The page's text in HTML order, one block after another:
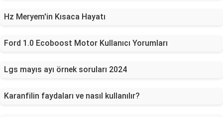
Hz Meryem'in Kısaca Hayatı
Ford 1.0 Ecoboost Motor Kullanıcı Yorumları
Lgs mayıs ayı örnek soruları 2024
Karanfilin faydaları ve nasıl kullanılır?